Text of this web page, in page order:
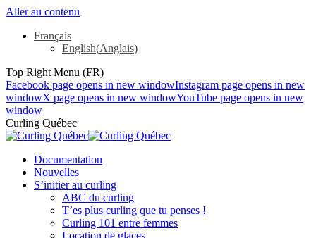
Aller au contenu
Français
English(Anglais)
Top Right Menu (FR)
Facebook page opens in new windowInstagram page opens in new
windowX page opens in new windowYouTube page opens in new
window
Curling Québec
Documentation
Nouvelles
S’initier au curling
ABC du curling
T’es plus curling que tu penses !
Curling 101 entre femmes
Location de glaces